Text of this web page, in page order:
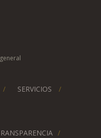
SERVICIOS